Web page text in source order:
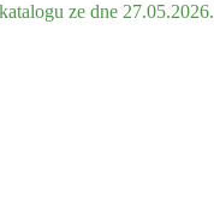
ze dne 27.05.2026.